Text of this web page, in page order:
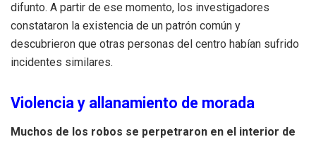
difunto. A partir de ese momento, los investigadores
constataron la existencia de un patrón común y
descubrieron que otras personas del centro habían sufrido
incidentes similares.
Violencia y allanamiento de morada
Muchos de los robos se perpetraron en el interior de